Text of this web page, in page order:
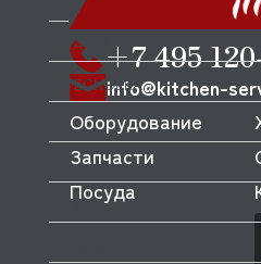
TATRA
TECNOEKA
TECNOINOX
TRIBECA
TSM
+7 495
info@kitchen-
Оборудование
Запчасти
Посуда